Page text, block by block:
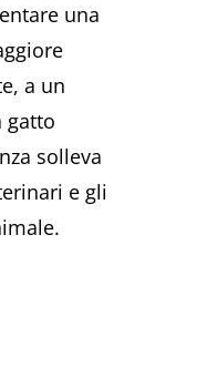
una
a un
gatto
solleva
e gli